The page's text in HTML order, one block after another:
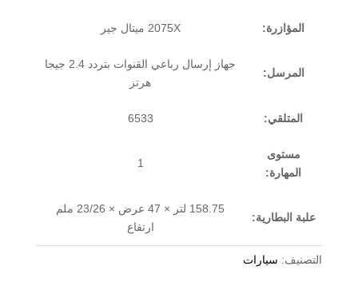
المؤازرة: 2075X ميتال جير
المرسل:
جهاز إرسال رباعي القنوات بتردد 2.4 جيجا
هرتز
المتلقي: 6533
مستوى
المهارة:
1
علبة البطارية:
158.75 لتر × 47 عرض × 23/26 ملم
ارتفاع
التصنيف: سيارات